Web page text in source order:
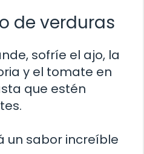
de verduras
sofríe el ajo, la
y el tomate en
que estén
un sabor increíble